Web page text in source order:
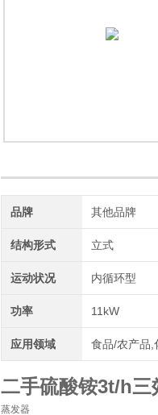
品牌 其他品牌
结构形式 立式
运动状况 内循环型
功率 11kW
应用领域 食品/农产品,
二手硫酸铵3t/h三
蒸发器